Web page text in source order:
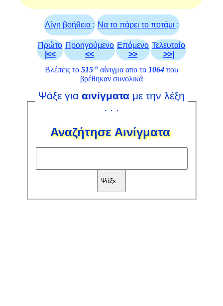
Λίγη βοήθεια ; Να το πάρει το ποτάμι ;
Πρώτο
|<<
Προηγούμενο
<<
Επόμενο
>>
Τελευταίο
>>|
Βλέπεις το 515 ο αίνιγμα απο τα 1064 που
βρέθηκαν συνολικά
Ψάξε για αινίγματα με την λέξη
. . .
Αναζήτησε Αινίγματα